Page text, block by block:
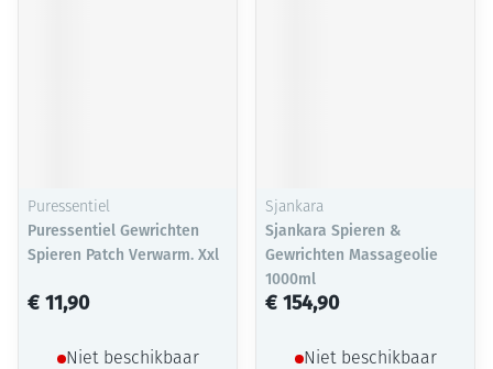
Puressentiel
Puressentiel Gewrichten
Spieren Patch Verwarm. Xxl
€ 11,90
Niet beschikbaar
Sjankara
Sjankara Spieren &
Gewrichten Massageolie
1000ml
€ 154,90
Niet beschikbaar